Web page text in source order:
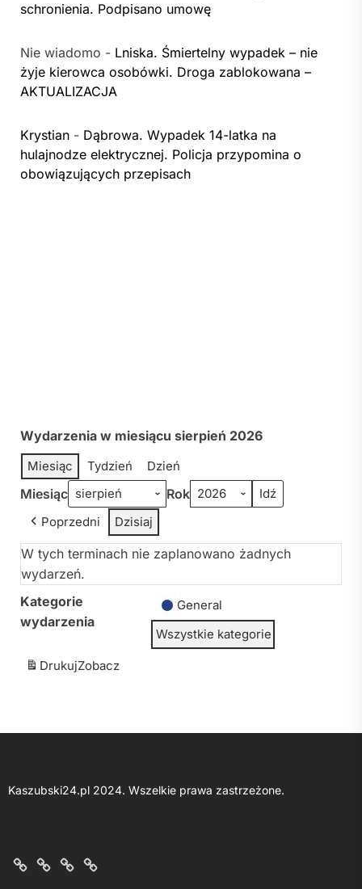
schronienia. Podpisano umowę
Nie wiadomo - Lniska. Śmiertelny wypadek – nie
żyje kierowca osobówki. Droga zablokowana –
AKTUALIZACJA
Krystian - Dąbrowa. Wypadek 14-latka na
hulajnodze elektrycznej. Policja przypomina o
obowiązujących przepisach
Wydarzenia w miesiącu sierpień 2026
Miesiąc Tydzień Dzień
Miesiąc Rok
Poprzedni Dzisiaj
W tych terminach nie zaplanowano żadnych
wydarzeń.
Kategorie
wydarzenia
General
Wszystkie kategorie
DrukujZobacz
Kaszubski24.pl 2024. Wszelkie prawa zastrzeżone.
O
KontaktPolitykaRegulamin